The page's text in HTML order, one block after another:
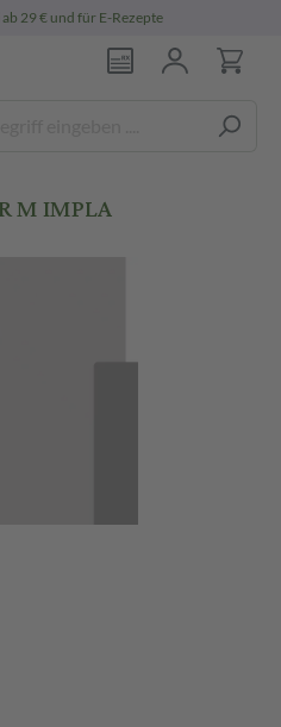
ab 29 € und für E-Rezepte
M IMPLA